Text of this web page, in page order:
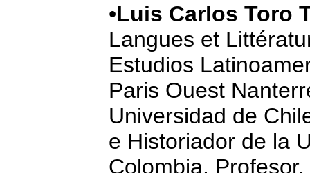
•Luis Carlos Toro
Langues et
Estudios
Paris Ouest
Universidad de
e Historiador de la
Colombia.